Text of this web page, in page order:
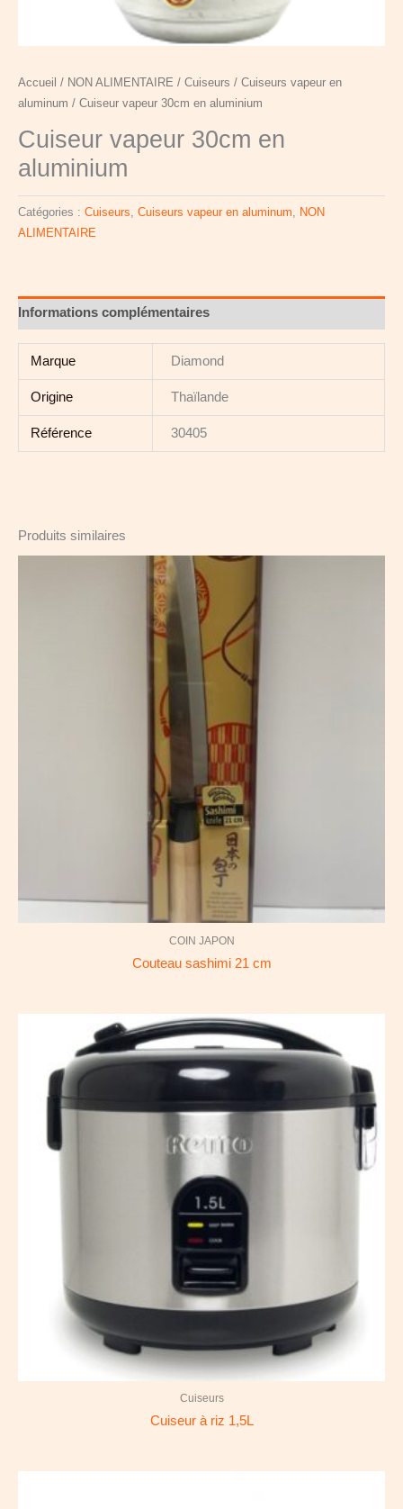
Accueil / NON ALIMENTAIRE / Cuiseurs / Cuiseurs vapeur en
aluminum / Cuiseur vapeur 30cm en aluminium
Cuiseur vapeur 30cm en
aluminium
Catégories : Cuiseurs, Cuiseurs vapeur en aluminum, NON
ALIMENTAIRE
Informations complémentaires
Marque Diamond
Origine Thaïlande
Référence 30405
Produits similaires
COIN JAPON
Couteau sashimi 21 cm
Cuiseurs
Cuiseur à riz 1,5L